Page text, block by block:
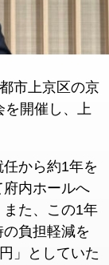
市上京区の京
を開催し、上
から約1年を
内ホールへ
た、この1年
負担軽減を
」としていた